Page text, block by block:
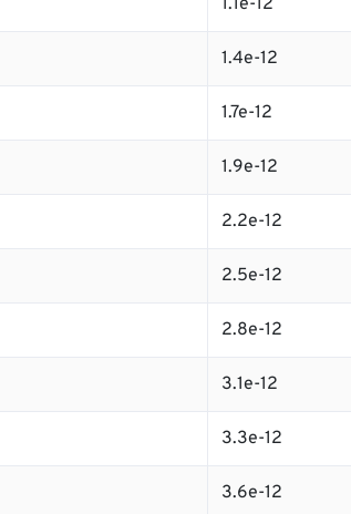
1.1e-12
1.4e-12
1.7e-12
1.9e-12
2.2e-12
2.5e-12
2.8e-12
3.1e-12
3.3e-12
3.6e-12